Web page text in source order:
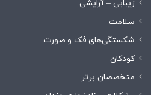
زیبایی – آرایشی
سلامت
شکستگی‌های فک و صورت
کودکان
متخصصان برتر